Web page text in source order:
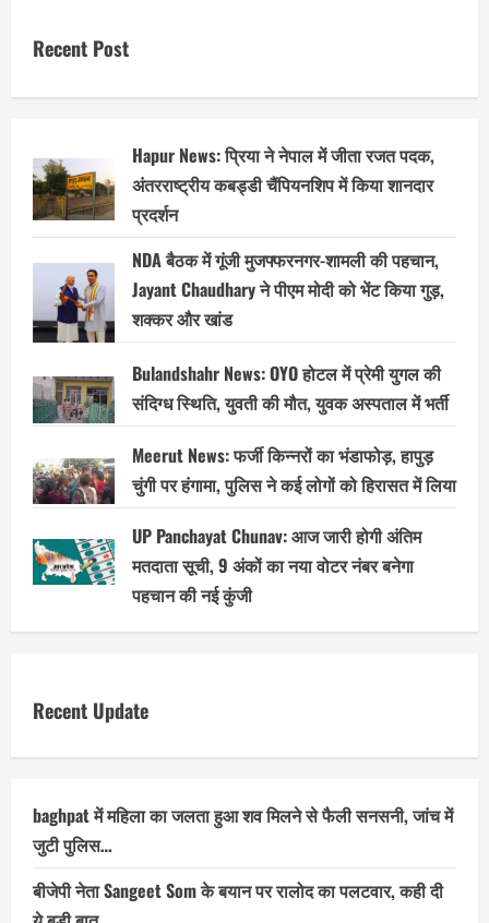
की
?
इनके
बैंक
अकाउंट
में
नहीं
आएंगे
2000-
2000
रुपये
Recent Post
Hapur News: प्रिया ने नेपाल में जीता रजत पदक,
अंतरराष्ट्रीय कबड्डी चैंपियनशिप में किया शानदार
प्रदर्शन
NDA बैठक में गूंजी मुजफ्फरनगर-शामली की पहचान,
Jayant Chaudhary ने पीएम मोदी को भेंट किया गुड़,
शक्कर और खांड
Bulandshahr News: OYO होटल में प्रेमी युगल की
संदिग्ध स्थिति, युवती की मौत, युवक अस्पताल में भर्ती
Meerut News: फर्जी किन्नरों का भंडाफोड़, हापुड़
चुंगी पर हंगामा, पुलिस ने कई लोगों को हिरासत में लिया
UP Panchayat Chunav: आज जारी होगी अंतिम
मतदाता सूची, 9 अंकों का नया वोटर नंबर बनेगा
पहचान की नई कुंजी
Recent Update
baghpat में महिला का जलता हुआ शव मिलने से फैली सनसनी, जांच में
जुटी पुलिस…
बीजेपी नेता Sangeet Som के बयान पर रालोद का पलटवार, कही दी